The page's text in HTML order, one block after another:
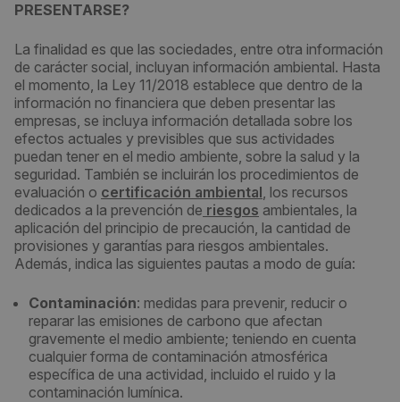
PRESENTARSE?
La finalidad es que las sociedades, entre otra información
de carácter social, incluyan información ambiental. Hasta
el momento, la Ley 11/2018 establece que dentro de la
información no financiera que deben presentar las
empresas, se incluya información detallada sobre los
efectos actuales y previsibles que sus actividades
puedan tener en el medio ambiente, sobre la salud y la
seguridad. También se incluirán los procedimientos de
evaluación o certificación ambiental, los recursos
dedicados a la prevención de riesgos ambientales, la
aplicación del principio de precaución, la cantidad de
provisiones y garantías para riesgos ambientales.
Además, indica las siguientes pautas a modo de guía:
Contaminación: medidas para prevenir, reducir o
reparar las emisiones de carbono que afectan
gravemente el medio ambiente; teniendo en cuenta
cualquier forma de contaminación atmosférica
específica de una actividad, incluido el ruido y la
contaminación lumínica.